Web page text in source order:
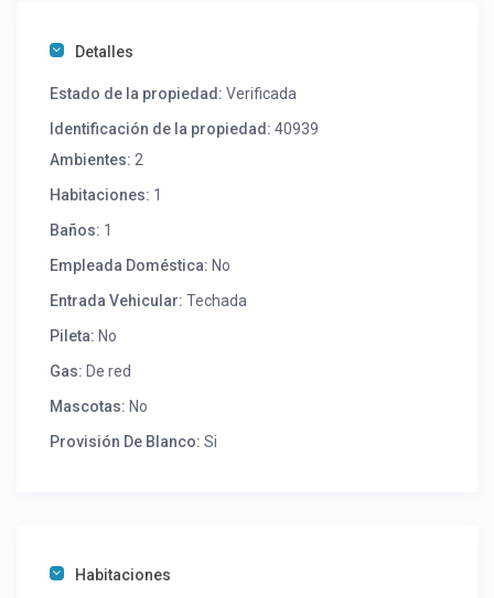
Detalles
Estado de la propiedad: Verificada
Identificación de la propiedad: 40939
Ambientes: 2
Habitaciones: 1
Baños: 1
Empleada Doméstica: No
Entrada Vehicular: Techada
Pileta: No
Gas: De red
Mascotas: No
Provisión De Blanco: Si
Habitaciones